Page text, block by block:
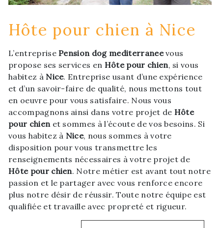
Hôte pour chien à Nice
L’entreprisePension dog mediterraneevous
propose ses services en Hôte pour chien, si vous
habitez à Nice. Entreprise usant d’une expérience
et d’un savoir-faire de qualité, nous mettons tout
en oeuvre pour vous satisfaire. Nous vous
accompagnons ainsi dans votre projet de Hôte
pour chienet sommes à l’écoute de vos besoins. Si
vous habitez à Nice, nous sommes à votre
disposition pour vous transmettre les
renseignements nécessaires à votre projet de
Hôte pour chien. Notre métier est avant tout notre
passion et le partager avec vous renforce encore
plus notre désir de réussir. Toute notre équipe est
qualifiée et travaille avec propreté et rigueur.